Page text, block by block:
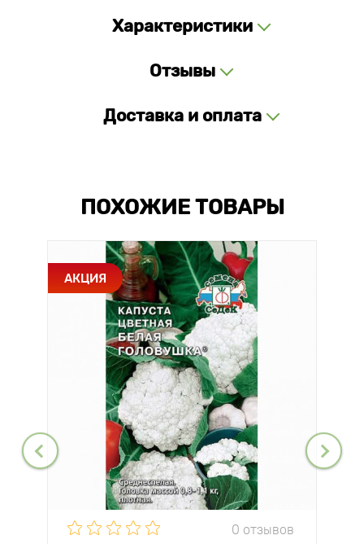
Характеристики
Отзывы
Доставка и оплата
ПОХОЖИЕ ТОВАРЫ
АКЦИЯ
0 отзывов